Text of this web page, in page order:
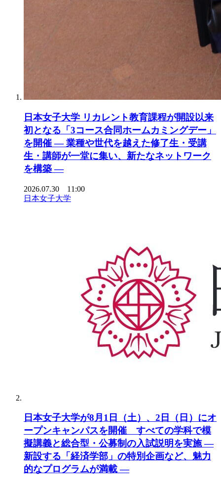
日本女子大学 リカレント教育課程が開設以来
初となる「3コース合同ホームカミングデー」
を開催 ― 業種や世代を越えた修了生・受講
生・講師が一堂に集い、新たなネットワーク
を構築 ―
2026.07.30 11:00
日本女子大学
日本女子大学が8月1日（土）、2日（日）にオ
ープンキャンパスを開催 すべての学科で模
擬講義と総合型・公募制の入試説明を実施 ―
新設する「経済学部」の特別企画など、魅力
的なプログラムが満載 ―